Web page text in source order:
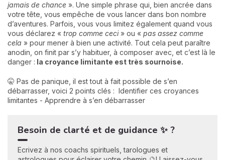
jamais de chance ». Une simple phrase qui, bien ancrée dans
votre tête, vous empêche de vous lancer dans bon nombre
d’aventures. Parfois, vous vous limitez également quand vous
vous déclarez « trop comme ceci» ou « pas assez comme
cela » pour mener à bien une activité. Tout cela peut paraître
anodin, on finit par s’y habituer, à composer avec, et c’est là le
danger : la croyance limitante est très sournoise.
🤫 Pas de panique, il est tout à fait possible de s’en
débarrasser, voici 2 points clés : Identifier ces croyances
limitantes - Apprendre à s’en débarrasser
Besoin de clarté et de guidance ✨ ?
Ecrivez à nos coachs spirituels, tarologues et